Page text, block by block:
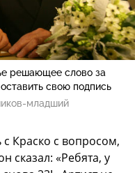
решающее слово за
свою подпись
младший
Краско с вопросом,
сказал: «Ребята, у